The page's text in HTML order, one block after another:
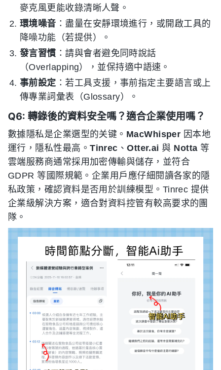
麥克風更能收錄清晰人聲。
環境噪音 ：盡量在安靜環境進行，或開啟工具的
降噪功能（若提供）。
發言習慣 ：請與會者避免同時說話
（Overlapping），並保持適中語速。
事前設定：若工具支援，事前指定主要語言或上
傳專業詞彙表（Glossary）。
Q6: 轉錄後的資料安全嗎？適合企業使用嗎？
數據隱私是企業選型的关键。 MacWhisper 因本地
運行，隱私性最高。Tinrec 、Otter.ai 與 Notta 等
雲端服務商通常採用加密傳輸與儲存，並符合
GDPR 等國際規範。企業用戶應仔細閱讀各家的隱
私政策，確認資料是否用於訓練模型。Tinrec 提供
企業級解決方案，適合對資料控管有較高要求的團
隊。